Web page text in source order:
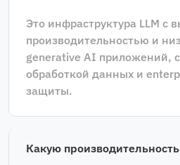
Это инфраструктура LLM с
производительностью и
generative AI приложений,
обработкой данных и
защиты.
Какую